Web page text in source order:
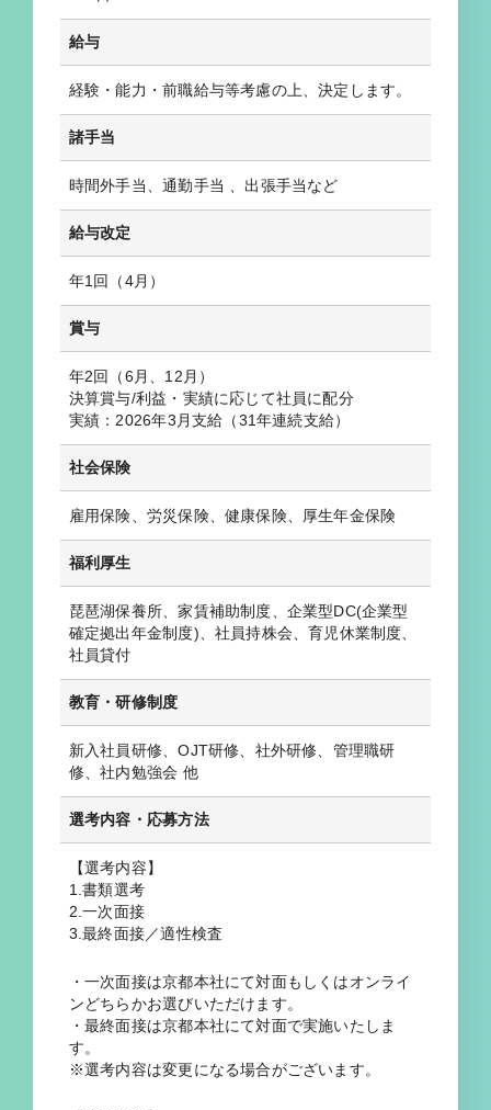
給与
経験・能力・前職給与等考慮の上、決定します。
諸手当
時間外手当、通勤手当 、出張手当など
給与改定
年1回（4月）
賞与
年2回（6月、12月）
決算賞与/利益・実績に応じて社員に配分
実績：2026年3月支給（31年連続支給）
社会保険
雇用保険、労災保険、健康保険、厚生年金保険
福利厚生
琵琶湖保養所、家賃補助制度、企業型DC(企業型
確定拠出年金制度)、社員持株会、育児休業制度、
社員貸付
教育・研修制度
新入社員研修、OJT研修、社外研修、管理職研
修、社内勉強会 他
選考内容・応募方法
【選考内容】
1.書類選考
2.一次面接
3.最終面接／適性検査
・一次面接は京都本社にて対面もしくはオンライ
ンどちらかお選びいただけます。
・最終面接は京都本社にて対面で実施いたしま
す。
※選考内容は変更になる場合がございます。